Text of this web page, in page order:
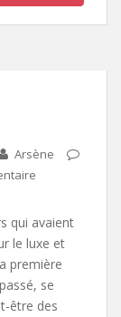
Arsène
qui avaient
le luxe et
première
se
être des